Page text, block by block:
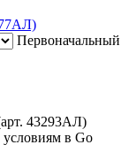
Первоначальный